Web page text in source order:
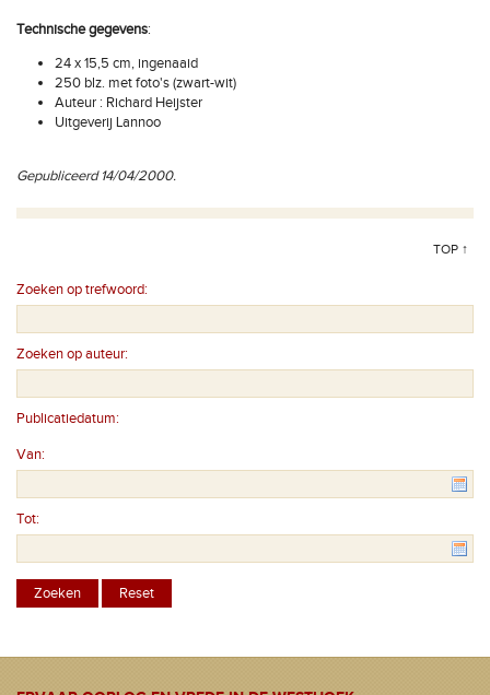
Technische gegevens:
24 x 15,5 cm, ingenaaid
250 blz. met foto's (zwart-wit)
Auteur : Richard Heijster
Uitgeverij Lannoo
Gepubliceerd 14/04/2000.
TOP ↑
Zoeken op trefwoord:
Zoeken op auteur:
Publicatiedatum:
Van:
Tot: